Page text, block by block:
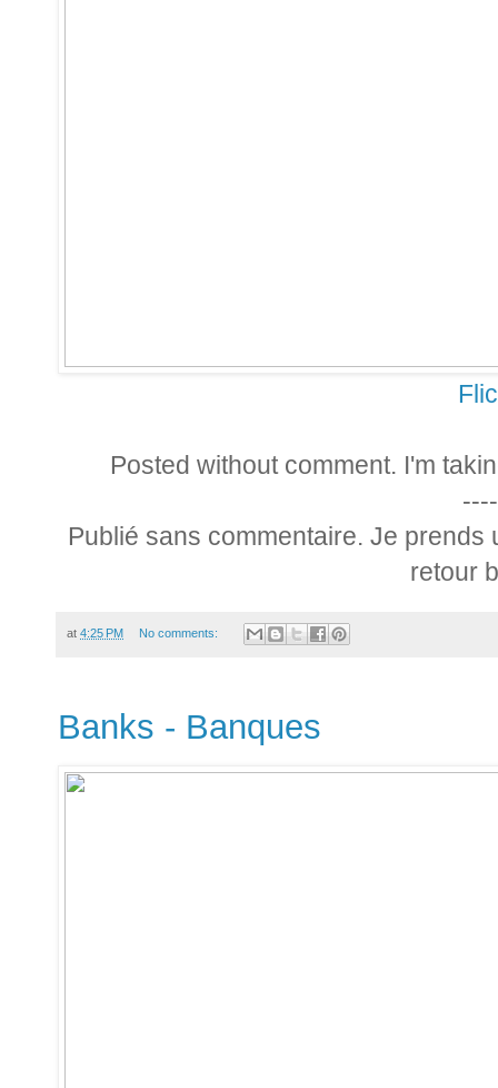
Posted without comment. I'm
Publié sans commentaire. Je
retour
at 4:25 PM No comments:
Banks - Banques